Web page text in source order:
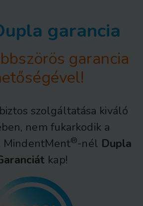
garancia
garancia
szolgáltatása kiváló
nem fukarkodik a
MindentMent®-nél Dupla
kap!